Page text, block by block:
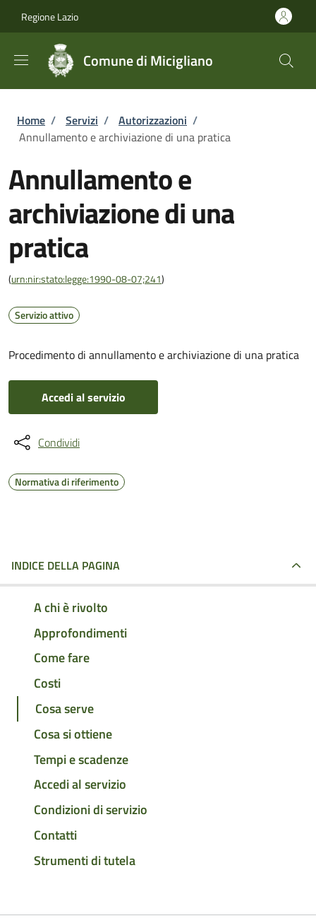
Regione Lazio
Comune di Micigliano
Briciole di pane
Home / Servizi / Autorizzazioni /
Annullamento e archiviazione di una pratica
Annullamento e
archiviazione di una
pratica
(urn:nir:stato:legge:1990-08-07;241)
Servizio attivo
Procedimento di annullamento e archiviazione di una pratica
Accedi al servizio
Condividi
Normativa di riferimento
INDICE DELLA PAGINA
A chi è rivolto
Approfondimenti
Come fare
Costi
Cosa serve
Cosa si ottiene
Tempi e scadenze
Accedi al servizio
Condizioni di servizio
Contatti
Strumenti di tutela